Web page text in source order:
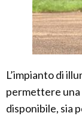
L’impianto di
permettere una
disponibile, sia